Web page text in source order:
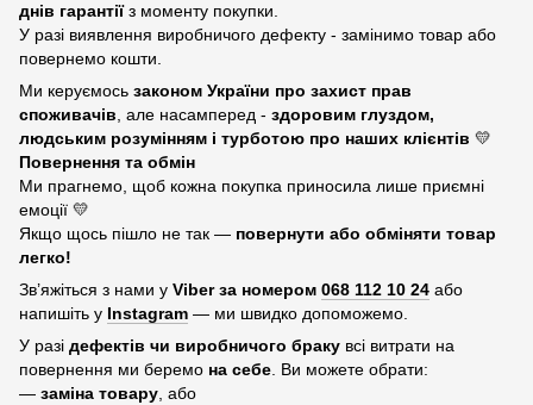
днів гарантіїз моменту покупки.
У разі виявлення виробничого дефекту - замінимо товар або
повернемо кошти.
Ми керуємось законом України про захист прав
споживачів , але насамперед - здоровим глуздом,
людським розумінням і турботою про наших клієнтів 💛
Повернення та обмін
Ми прагнемо, щоб кожна покупка приносила лише приємні
емоції 💛
Якщо щось пішло не так — повернути або обміняти товар
легко!
Зв’яжіться з нами у Viber за номером 068 112 10 24 або
напишіть у Instagram — ми швидко допоможемо.
У разі дефектів чи виробничого браку всі витрати на
повернення ми беремо на себе . Ви можете обрати:
— заміна товару , або